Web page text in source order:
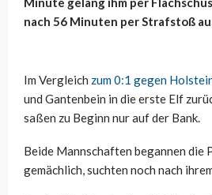
nach 56 Minuten per Strafstoß
Im Vergleich zum 0:1 gegen
und Gantenbein in die erste Elf
saßen zu Beginn nur auf der Bank.
Beide Mannschaften begannen die
gemächlich, suchten noch nach